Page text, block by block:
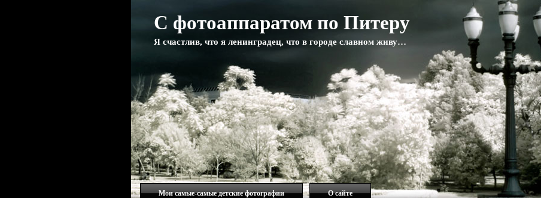
С фотоаппаратом по Питеру
Я счастлив, что я ленинградец, что в городе славном живу…
Мои самые-самые детские фотографии О сайте